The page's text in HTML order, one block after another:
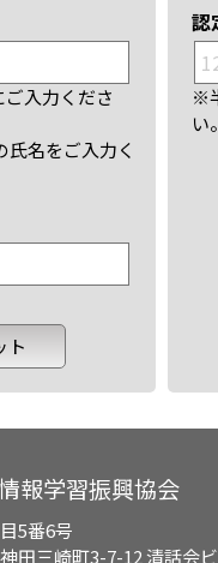
入力くださ
名をご入力く
認
※
い。
報学習振興協会
5番6号
田三崎町3-7-12 清話会